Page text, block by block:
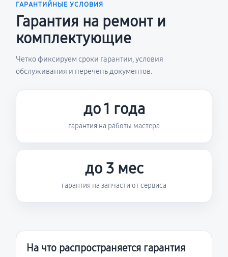
ГАРАНТИЙНЫЕ УСЛОВИЯ
Гарантия на ремонт и
комплектующие
Четко фиксируем сроки гарантии, условия
обслуживания и перечень документов.
до 1 года
гарантия на работы мастера
до 3 мес
гарантия на запчасти от сервиса
На что распространяется гарантия